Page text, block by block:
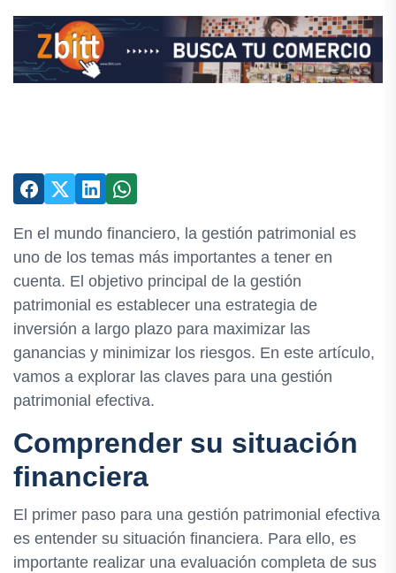
En el mundo financiero, la gestión patrimonial es
uno de los temas más importantes a tener en
cuenta. El objetivo principal de la gestión
patrimonial es establecer una estrategia de
inversión a largo plazo para maximizar las
ganancias y minimizar los riesgos. En este artículo,
vamos a explorar las claves para una gestión
patrimonial efectiva.
Comprender su situación
financiera
El primer paso para una gestión patrimonial efectiva
es entender su situación financiera. Para ello, es
importante realizar una evaluación completa de sus